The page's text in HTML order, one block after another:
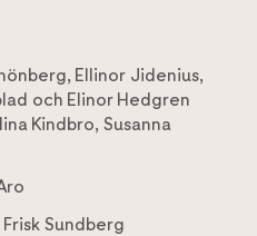
, Ellinor Jidenius,
och Elinor Hedgren
Kindbro, Susanna
Sundberg